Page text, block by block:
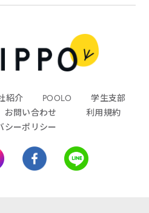
紹介 POOLO
学生支部
お問い合わせ
利用規約
シーポリシー